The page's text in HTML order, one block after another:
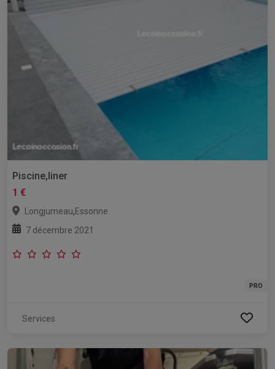
Piscine,liner
1 €
Longjumeau,Essonne
7 décembre 2021
PRO
Services